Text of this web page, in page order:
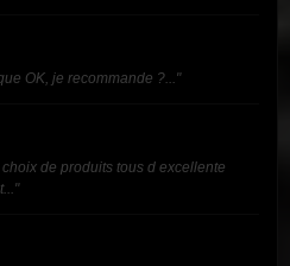
OK, je recommande ?..."
de produits tous d excellente